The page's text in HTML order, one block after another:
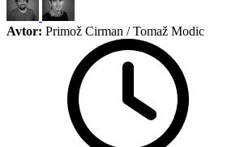
Avtor: Primož Cirman / Tomaž Modic